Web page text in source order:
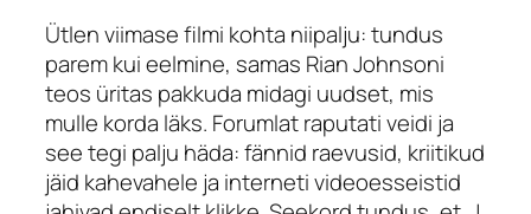
Ütlen viimase filmi kohta niipalju: tundus
parem kui eelmine, samas Rian Johnsoni
teos üritas pakkuda midagi uudset, mis
mulle korda läks. Forumlat raputati veidi ja
see tegi palju häda: fännid raevusid, kriitikud
jäid kahevahele ja interneti videoesseistid